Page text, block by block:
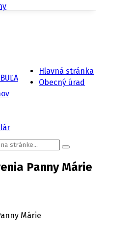
Hlavná stránka
Obecný úrad
Panny Márie